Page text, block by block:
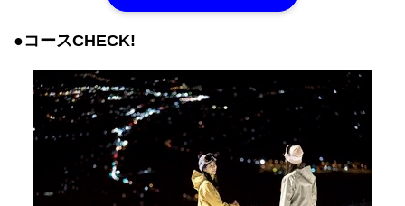
●コースCHECK!